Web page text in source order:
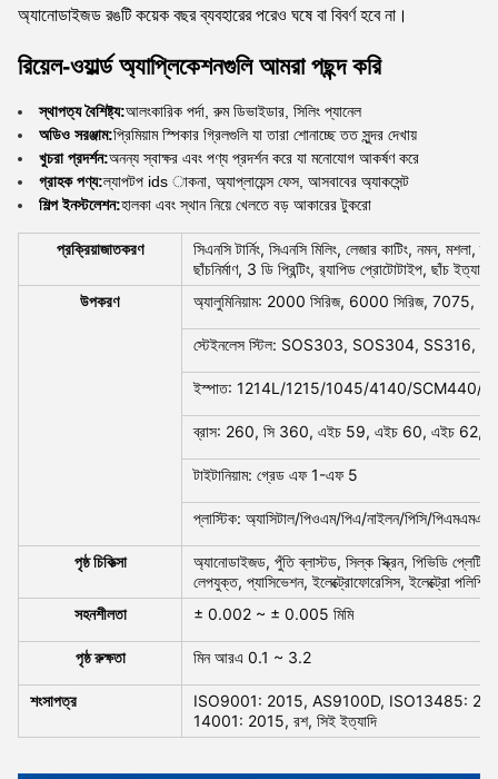
অ্যানোডাইজড রঙটি কয়েক বছর ব্যবহারের পরেও ঘষে বা বিবর্ণ হবে না।
রিয়েল-ওয়ার্ল্ড অ্যাপ্লিকেশনগুলি আমরা পছন্দ করি
স্থাপত্য বৈশিষ্ট্য:আলংকারিক পর্দা, রুম ডিভাইডার, সিলিং প্যানেল
অডিও সরঞ্জাম:প্রিমিয়াম স্পিকার গ্রিলগুলি যা তারা শোনাচ্ছে তত সুন্দর দেখায়
খুচরা প্রদর্শন:অনন্য স্বাক্ষর এবং পণ্য প্রদর্শন করে যা মনোযোগ আকর্ষণ করে
গ্রাহক পণ্য:ল্যাপটপ ids াকনা, অ্যাপ্লায়েন্স ফেস, আসবাবের অ্যাকসেন্ট
শিল্প ইনস্টলেশন:হালকা এবং স্থান নিয়ে খেলতে বড় আকারের টুকরো
প্রক্রিয়াজাতকরণ
সিএনসি টার্নিং, সিএনসি মিলিং, লেজার কাটিং, নমন, মশলা,
ছাঁচনির্মাণ, 3 ডি প্রিন্টিং, র‌্যাপিড প্রোটোটাইপ, ছাঁচ ইত্যাদি
উপকরণ
অ্যালুমিনিয়াম: 2000 সিরিজ, 6000 সিরিজ, 7075,
স্টেইনলেস স্টিল: SOS303, SOS304, SS316,
ইস্পাত: 1214L/1215/1045/4140/SCM440/
ব্রাস: 260, সি 360, এইচ 59, এইচ 60, এইচ 62,
টাইটানিয়াম: গ্রেড এফ 1-এফ 5
প্লাস্টিক: অ্যাসিটাল/পিওএম/পিএ/নাইলন/পিসি/পিএমএমএ/
পৃষ্ঠ চিকিত্সা
অ্যানোডাইজড, পুঁতি ব্লাস্টড, সিল্ক স্ক্রিন, পিভিডি প্লেটিং,
লেপযুক্ত, প্যাসিভেশন, ইলেক্ট্রোফোরেসিস, ইলেক্ট্রো
সহনশীলতা
± 0.002 ~ ± 0.005 মিমি
পৃষ্ঠ রুক্ষতা মিন আরএ 0.1 ~ 3.2
শংসাপত্র
ISO9001: 2015, AS9100D, ISO13485:
14001: 2015, রশ, সিই ইত্যাদি